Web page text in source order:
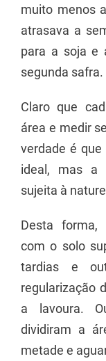
muito menos
atrasava a
para a soja e
segunda safra.
Claro que
área e medir
verdade é
ideal, mas a
sujeita à
Desta forma,
com o solo
tardias e
regularização
a lavoura.
dividiram a
metade e